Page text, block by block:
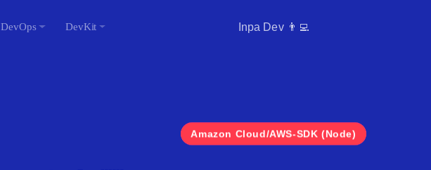
Amazon Cloud/AWS-SDK (Node)
Inpa Dev 👨‍💻
DevOps DevKit